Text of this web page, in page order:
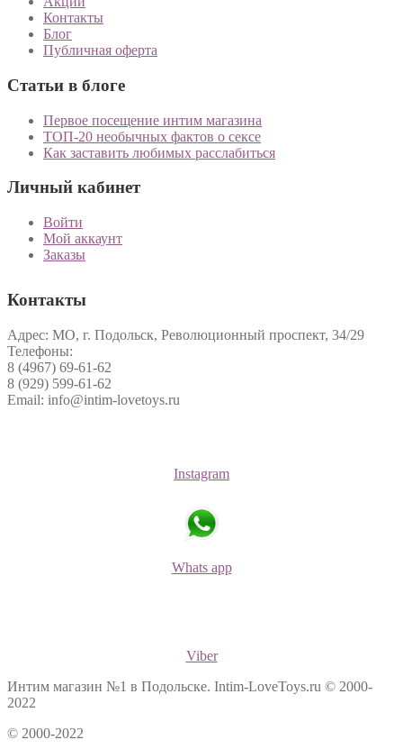
Контакты
Блог
Публичная оферта
Статьи в блоге
Первое посещение интим магазина
ТОП-20 необычных фактов о сексе
Как заставить любимых расслабиться
Личный кабинет
Войти
Мой аккаунт
Заказы
Контакты
Адрес: МО, г. Подольск, Революционный проспект, 34/29
Телефоны:
8 (4967) 69-61-62
8 (929) 599-61-62
Email: info@intim-lovetoys.ru
Instagram
Whats app
Viber
Интим магазин №1 в Подольске. Intim-LoveToys.ru © 2000-
2022
© 2000-2022